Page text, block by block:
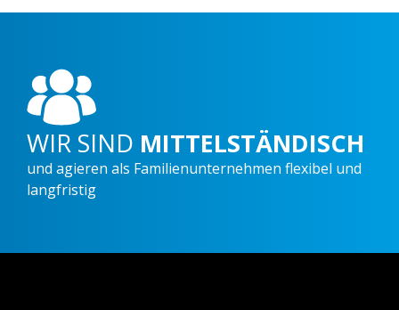
WIR SIND MITTELSTÄNDISCH
und agieren als Familienunternehmen flexibel und
langfristig